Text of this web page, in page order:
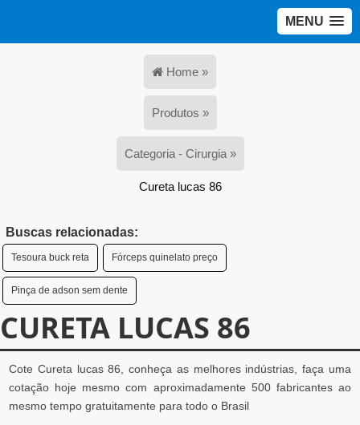
MENU
Home »
Produtos »
Categoria - Cirurgia »
Cureta lucas 86
Buscas relacionadas:
Tesoura buck reta Fórceps quinelato preço
Pinça de adson sem dente
CURETA LUCAS 86
Cote Cureta lucas 86, conheça as melhores indústrias, faça uma
cotação hoje mesmo com aproximadamente 500 fabricantes ao
mesmo tempo gratuitamente para todo o Brasil